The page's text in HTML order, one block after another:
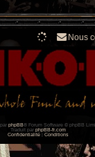
Nous
phpBB® Forum Software © phpBB
Traduit par phpBB-fr.com
Confidentialité
Conditions